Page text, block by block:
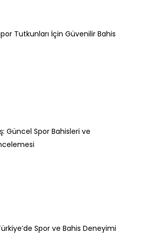
Tutkunları İçin Güvenilir Bahis
Güncel Spor Bahisleri ve
Spor ve Bahis Deneyimi